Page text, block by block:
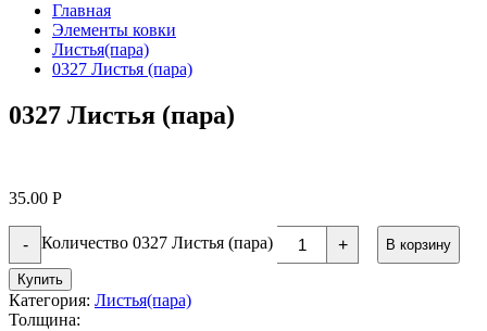
Главная
Элементы ковки
Листья(пара)
0327 Листья (пара)
0327 Листья (пара)
35.00 Р
- Количество 0327 Листья (пара) + В корзину
Купить
Категория: Листья(пара)
Толщина: